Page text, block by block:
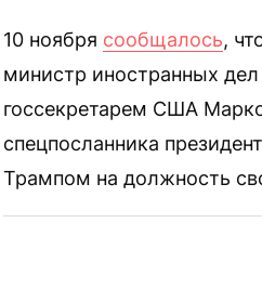
10 ноября сообщалось,
министр иностранных
госсекретарем США
спецпосланника
Трампом на должность